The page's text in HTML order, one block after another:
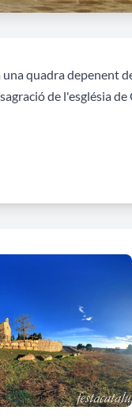
quadra depenent
de l'església
XVIII.
de llinda
és a dues aigües.
arc apuntat. Es